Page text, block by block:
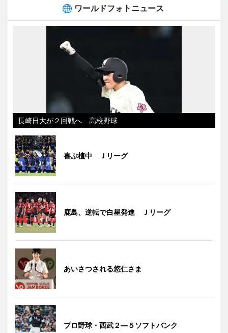
ワールドフォトニュース
長崎日大が２回戦へ 高校野球
喜ぶ植中 Ｊリーグ
鹿島、逆転で白星発進 Ｊリーグ
あいさつされる悠仁さま
プロ野球・西武２―５ソフトバンク